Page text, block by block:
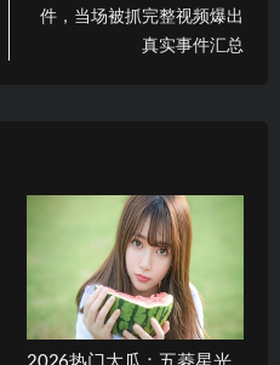
件，当场被抓完整视频爆出
真实事件汇总